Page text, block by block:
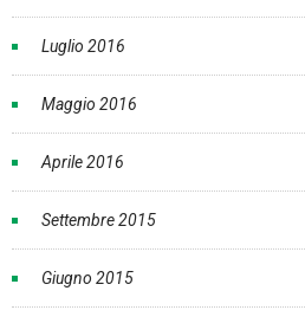
Luglio 2016
Maggio 2016
Aprile 2016
Settembre 2015
Giugno 2015